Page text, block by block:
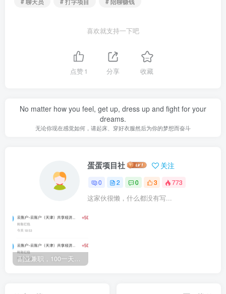
喜欢就支持一下吧
点赞1 分享 收藏
No matter how you feel, get up, dress up and fight for your
dreams.
无论你现在感觉如何，请起床、穿好衣服然后为你的梦想而奋斗
蛋蛋项目社 关注
0 2 0 3 773
这家伙很懒，什么都没有写...
副业兼职，100一天，日结